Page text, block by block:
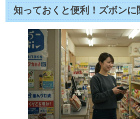
知っておくと便利！ズボンに